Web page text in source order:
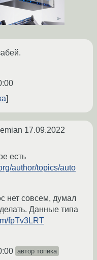
17.09.2022
есть
author/topics/auto
нет совсем, думал
Данные типа
fpTv3LRT
автор топика